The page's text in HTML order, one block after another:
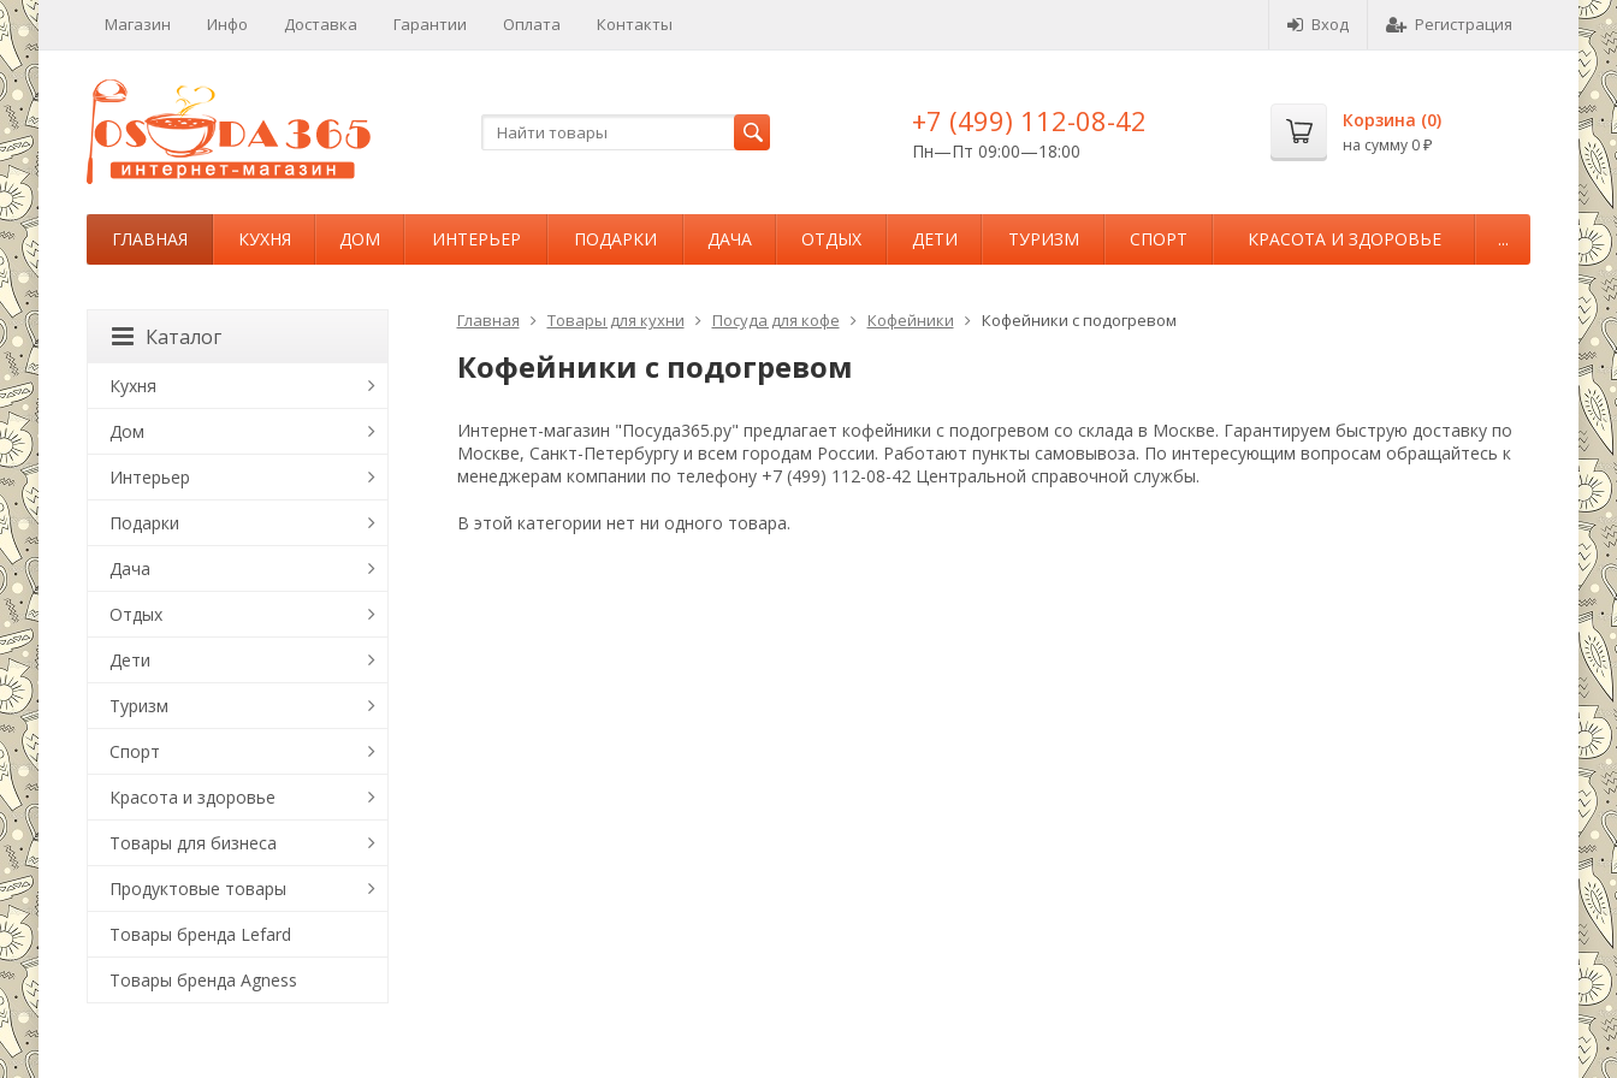
Магазин Инфо Доставка Гарантии Оплата Контакты Вход Регистрация
+7 (499) 112-08-42
Пн—Пт 09:00—18:00
Корзина (0)
на сумму 0 ₽
ГЛАВНАЯ КУХНЯ ДОМ ИНТЕРЬЕР ПОДАРКИ ДАЧА ОТДЫХ ДЕТИ ТУРИЗМ СПОРТ КРАСОТА И ЗДОРОВЬЕ ...
Главная Товары для кухни Посуда для кофе Кофейники Кофейники с подогревом
Кофейники с подогревом
Интернет-магазин "Посуда365.ру" предлагает кофейники с подогревом со склада в Москве. Гарантируем быструю доставку по
Москве, Санкт-Петербургу и всем городам России. Работают пункты самовывоза. По интересующим вопросам обращайтесь к
менеджерам компании по телефону +7 (499) 112-08-42 Центральной справочной службы.
В этой категории нет ни одного товара.
Каталог
Кухня
Дом
Интерьер
Подарки
Дача
Отдых
Дети
Туризм
Спорт
Красота и здоровье
Товары для бизнеса
Продуктовые товары
Товары бренда Lefard
Товары бренда Agness